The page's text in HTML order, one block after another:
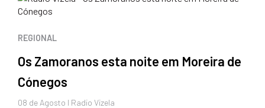
REGIONAL
Os Zamoranos esta noite em Moreira de
Cónegos
08 de Agosto I Radio Vizela